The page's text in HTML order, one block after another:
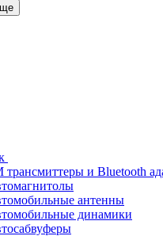
трансмиттеры и Bluetooth
антенны
динамики